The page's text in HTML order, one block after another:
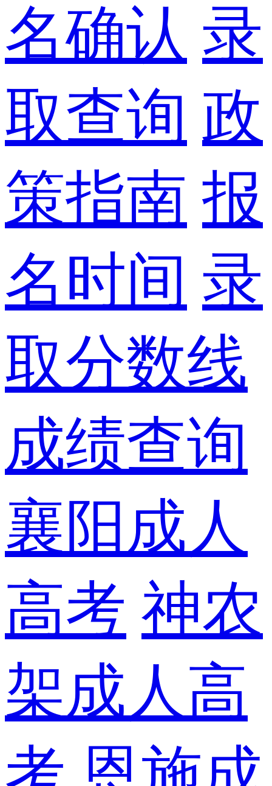
名确认 录
取查询 政
策指南 报
名时间 录
取分数线
成绩查询
襄阳成人
高考 神农
架成人高